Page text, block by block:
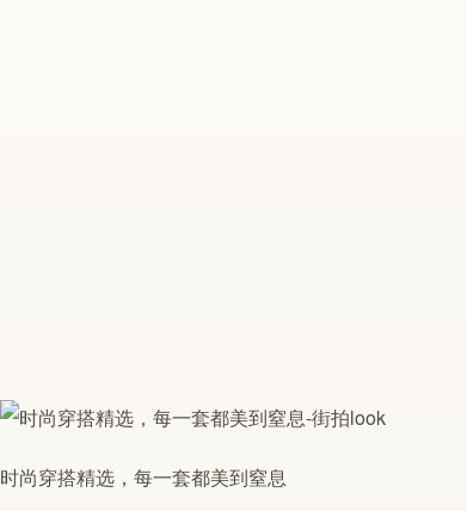
时尚穿搭精选，每一套都美到窒息